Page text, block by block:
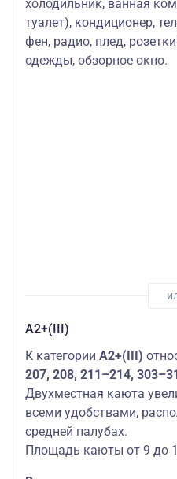
холодильник, ванная
туалет), кондиционер,
фен, радио, плед,
одежды, обзорное окно.
А2+(III)
К категории А2+(III)
207, 208, 211–214,
Двухместная каюта
всеми удобствами,
средней палубах.
Площадь каюты от 9 до